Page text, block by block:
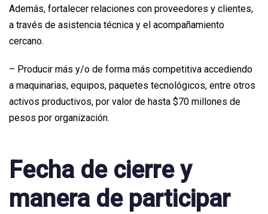
Además, fortalecer relaciones con proveedores y clientes,
a través de asistencia técnica y el acompañamiento
cercano.
– Producir más y/o de forma más competitiva accediendo
a maquinarias, equipos, paquetes tecnológicos, entre otros
activos productivos, por valor de hasta $70 millones de
pesos por organización.
Fecha de cierre y
manera de participar